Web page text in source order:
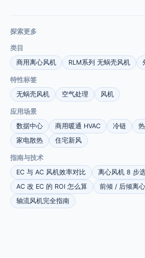
探索更多
类目
商用离心风机
RLM系列 无蜗壳风机
特性标签
无蜗壳风机
空气处理 风机
应用场景
数据中心
商用暖通 HVAC 冷链
家电散热
住宅新风
指南与技术
EC 与 AC 风机效率对比
离心风机 8 步
AC 改 EC 的 ROI 怎么算
前倾 / 后倾离
轴流风机完全指南